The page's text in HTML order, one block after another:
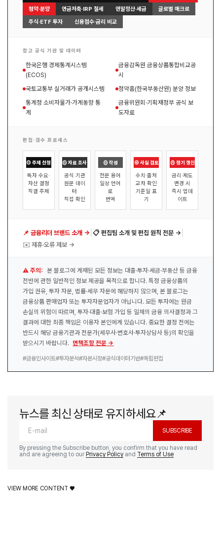
청약·분양
연금저축·IRP 절세 연말정산·세금
글로벌 매크로
주식·ETF 투자
신용점수·금리 비교
참고 공식 기관 및 데이터
한국은행 경제통계시스템
(ECOS)
금융감독원 금융상품통합비교공
시
국토교통부 실거래가 공개시스템
청약홈(한국부동산원) 분양 정보
통계청 소비자물가·가계동향 통
계
금융위원회·기획재정부 공식 보
도자료
편집·검수 프로세스
① 주제 선정
독자 수요·
자산 결정
직결 주제
② 자료 조사
공식 기관
원문 데이
터
직접 확인
③ 작성
전문 용어
일상 언어
로
번역
④ 사실 검토
수치·출처
교차 확인
기준일 표
기
⑤ 정기 갱신
금리·제도
변경 시
즉시 업데
이트
📌 금융리더 브랜드 소개 → 📋 편집팀 소개 및 편집 원칙 전문 →
✉️ 제휴·오류 제보 →
⚠️ 주의: 본 블로그에 게재된 모든 정보는 대출·투자·세금·부동산 등 금융
전반에 관한 일반적인 정보 제공을 목적으로 합니다. 특정 금융상품의
가입 권유, 투자 자문, 법률·세무 자문에 해당하지 않으며, 본 블로그는
금융상품 판매업자 또는 투자자문업자가 아닙니다. 모든 투자에는 원금
손실의 위험이 따르며, 투자·대출·보험 가입 등 일체의 금융 의사결정과 그
결과에 대한 최종 책임은 이용자 본인에게 있습니다. 중요한 결정 전에는
반드시 해당 금융기관과 전문가(세무사·변호사·투자상담사 등)의 확인을
받으시기 바랍니다. 면책조항 전문 →
#금융인사이트#투자분석#자본시장#공식데이터기반#독립편집
뉴스를 최신 상태로 유지하세요📌
SUBSCRIBE
By pressing the Subscribe button, you confirm that you have read
and are agreeing to our Privacy Policy and Terms of Use
VIEW MORE CONTENT ♥️